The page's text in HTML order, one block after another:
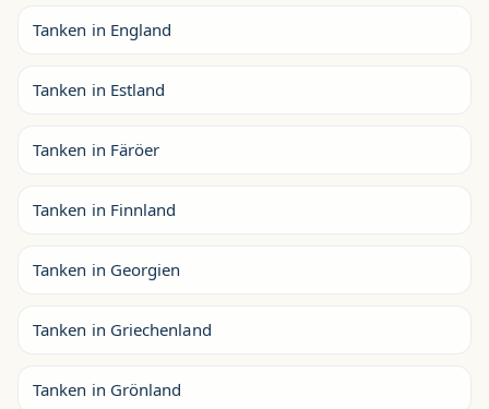
Tanken in England
Tanken in Estland
Tanken in Färöer
Tanken in Finnland
Tanken in Georgien
Tanken in Griechenland
Tanken in Grönland